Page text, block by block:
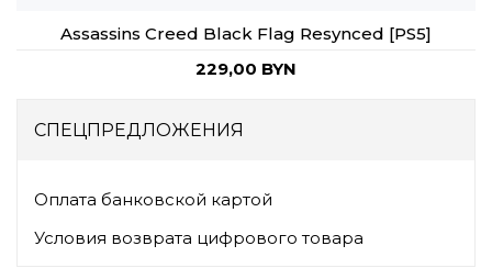
Assassins Creed Black Flag Resynced [PS5]
229,00 BYN
СПЕЦПРЕДЛОЖЕНИЯ
Оплата банковской картой
Условия возврата цифрового товара